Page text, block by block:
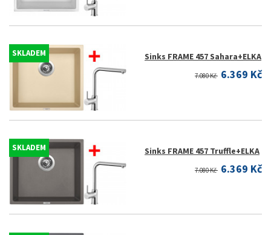
SKLADEM Sinks FRAME 457 Sahara+ELKA
7.080 Kč 6.369 Kč
SKLADEM Sinks FRAME 457 Truffle+ELKA
7.080 Kč 6.369 Kč